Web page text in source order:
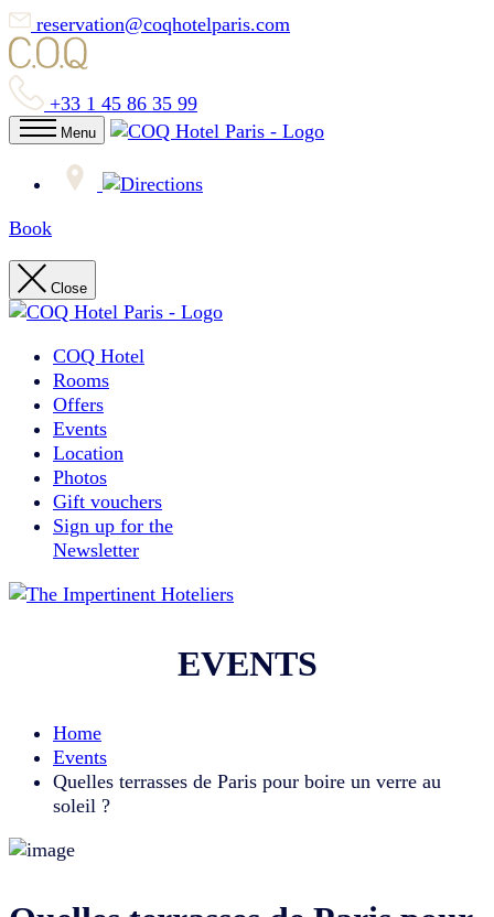
reservation@coqhotelparis.com
+33 1 45 86 35 99
Menu
Book
Close
COQ Hotel
Rooms
Offers
Events
Location
Photos
Gift vouchers
Sign up for the
Newsletter
EVENTS
Home
Events
Quelles terrasses de Paris pour boire un verre au
soleil ?